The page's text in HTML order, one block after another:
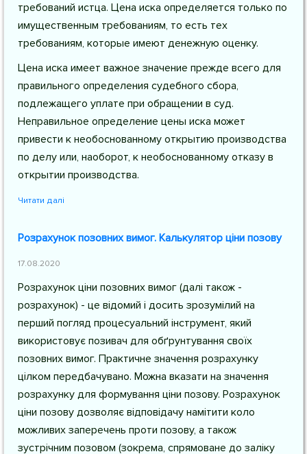
требований истца. Цена иска определяется только по
имущественным требованиям, то есть тех
требованиям, которые имеют денежную оценку.
Цена иска имеет важное значение прежде всего для
правильного определения судебного сбора,
подлежащего уплате при обращении в суд.
Неправильное определение цены иска может
привести к необоснованному открытию производства
по делу или, наоборот, к необоснованному отказу в
открытии производства.
Читати далі
Розрахунок позовних вимог. Калькулятор ціни позову
17.08.2020
Розрахунок ціни позовних вимог (далі також -
розрахунок) - це відомий і досить зрозумілий на
перший погляд процесуальний інструмент, який
використовує позивач для обґрунтування своїх
позовних вимог. Практичне значення розрахунку
цілком передбачувано. Можна вказати на значення
розрахунку для формування ціни позову. Розрахунок
ціни позову дозволяє відповідачу намітити коло
можливих заперечень проти позову, а також
зустрічним позовом (зокрема, спрямоване до заліку